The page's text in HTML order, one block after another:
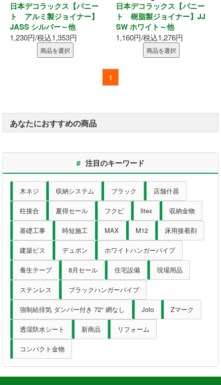
照明
充電工具
電動工具刃物
墨出器・距離計
測定・検査
大工道具
作業工具
作業用品
ホーム
初めての方へ
お支払い方法
日本デコラックス【パニー
ト アルミ製ジョイナー】
JASS シルバー～他
1,230円/税込1,353円
商品を選択
日本デコラックス【パニー
ト 樹脂製ジョイナー】JJ
SW ホワイト～他
1,160円/税込1,276円
商品を選択
1
あなたにおすすめの商品
# 注目のキーワード
木ネジ 収納システム ブラック 店舗什器
柱接合 夏得セール フクビ litex 収納金物
基礎工事 時短施工 MAX M12 床用接着剤
建築ビス デュポン ホワイトハンガーパイプ
養生テープ 8月セール 住宅設備 現場用品
ステンレス ブラックハンガーパイプ
強制給排気 ダンパー付き 72° 網なし Joto Zマーク
透湿防水シート 新商品 リフォーム
コンパクト金物